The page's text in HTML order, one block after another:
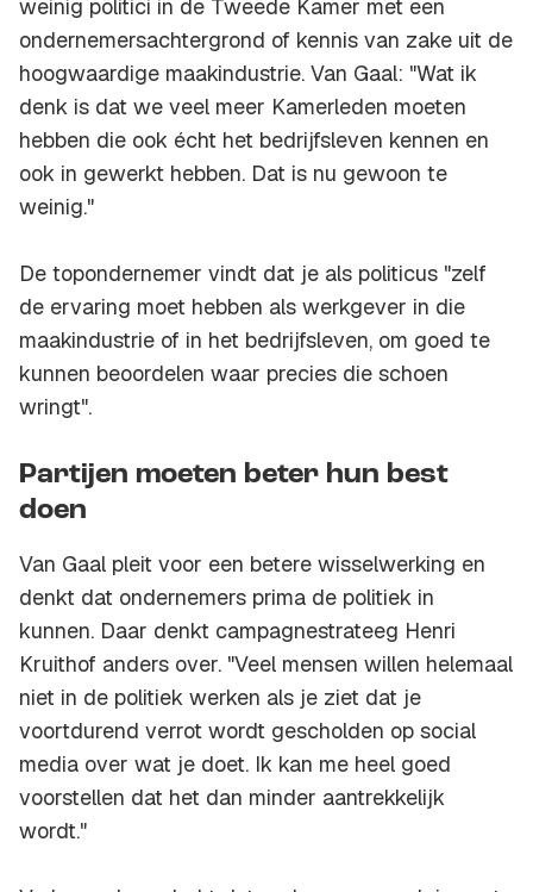
weinig politici in de Tweede Kamer met een
ondernemersachtergrond of kennis van zake uit de
hoogwaardige maakindustrie. Van Gaal: "Wat ik
denk is dat we veel meer Kamerleden moeten
hebben die ook écht het bedrijfsleven kennen en
ook in gewerkt hebben. Dat is nu gewoon te
weinig."
De topondernemer vindt dat je als politicus "zelf
de ervaring moet hebben als werkgever in die
maakindustrie of in het bedrijfsleven, om goed te
kunnen beoordelen waar precies die schoen
wringt".
Partijen moeten beter hun best
doen
Van Gaal pleit voor een betere wisselwerking en
denkt dat ondernemers prima de politiek in
kunnen. Daar denkt campagnestrateeg Henri
Kruithof anders over. "Veel mensen willen helemaal
niet in de politiek werken als je ziet dat je
voortdurend verrot wordt gescholden op social
media over wat je doet. Ik kan me heel goed
voorstellen dat het dan minder aantrekkelijk
wordt."